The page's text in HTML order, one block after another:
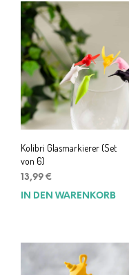
Kolibri Glasmarkierer (Set
von 6)
13,99 €
IN DEN WARENKORB